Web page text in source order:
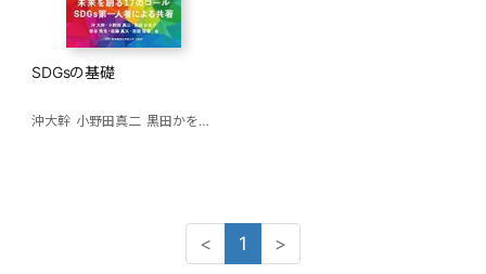
SDGsの基礎
沖大幹 小野田真二 黒田かをり
< 1 >